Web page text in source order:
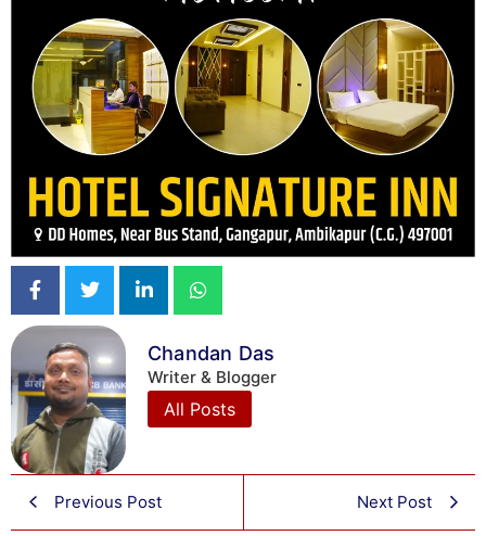
Chandan Das
Writer & Blogger
All Posts
Previous Post Next Post